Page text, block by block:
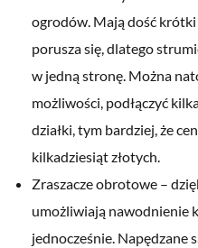
ogrodów. Mają dość krótki
porusza się, dlatego
w jedną stronę. Można
możliwości, podłączyć
działki, tym bardziej, że
kilkadziesiąt złotych.
Zraszacze obrotowe –
umożliwiają nawodnienie
jednocześnie. Napędzane